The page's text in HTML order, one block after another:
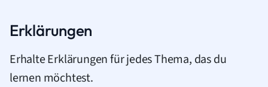
Erklärungen
Erhalte Erklärungen für jedes Thema, das du
lernen möchtest.